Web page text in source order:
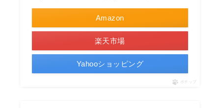
Amazon
楽天市場
Yahooショッピング
ポチップ